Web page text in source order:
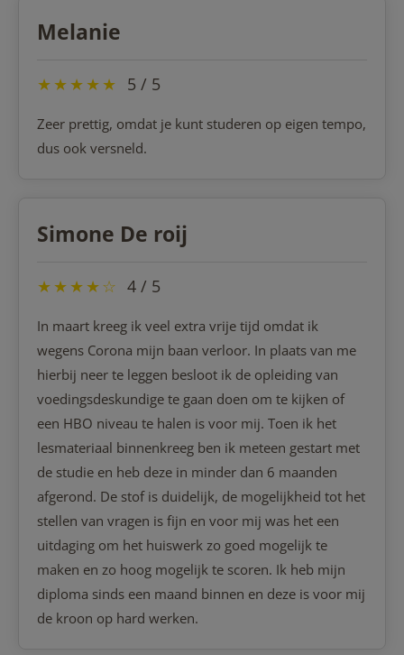
Melanie
★★★★★ 5 / 5
Zeer prettig, omdat je kunt studeren op eigen tempo,
dus ook versneld.
Simone De roij
★★★★☆ 4 / 5
In maart kreeg ik veel extra vrije tijd omdat ik
wegens Corona mijn baan verloor. In plaats van me
hierbij neer te leggen besloot ik de opleiding van
voedingsdeskundige te gaan doen om te kijken of
een HBO niveau te halen is voor mij. Toen ik het
lesmateriaal binnenkreeg ben ik meteen gestart met
de studie en heb deze in minder dan 6 maanden
afgerond. De stof is duidelijk, de mogelijkheid tot het
stellen van vragen is fijn en voor mij was het een
uitdaging om het huiswerk zo goed mogelijk te
maken en zo hoog mogelijk te scoren. Ik heb mijn
diploma sinds een maand binnen en deze is voor mij
de kroon op hard werken.